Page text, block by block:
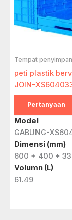
Tempat
peti plastik
JOIN-
Pertanyaan
Model
GABUNG-
Dimensi (mm)
600 * 400 *
Volumn (L)
61.49